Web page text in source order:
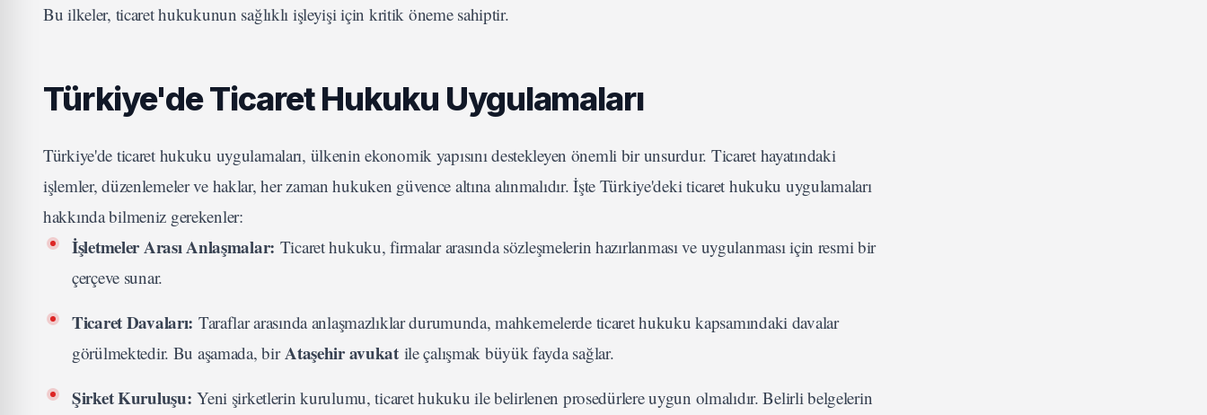
Bu ilkeler, ticaret hukukunun sağlıklı işleyişi için kritik öneme sahiptir.
Türkiye'de Ticaret Hukuku Uygulamaları
Türkiye'de ticaret hukuku uygulamaları, ülkenin ekonomik yapısını destekleyen önemli bir unsurdur. Ticaret hayatındaki
işlemler, düzenlemeler ve haklar, her zaman hukuken güvence altına alınmalıdır. İşte Türkiye'deki ticaret hukuku uygulamaları
hakkında bilmeniz gerekenler:
İşletmeler Arası Anlaşmalar: Ticaret hukuku, firmalar arasında sözleşmelerin hazırlanması ve uygulanması için resmi bir
çerçeve sunar.
Ticaret Davaları: Taraflar arasında anlaşmazlıklar durumunda, mahkemelerde ticaret hukuku kapsamındaki davalar
görülmektedir. Bu aşamada, birAtaşehir avukatile çalışmak büyük fayda sağlar.
Şirket Kuruluşu: Yeni şirketlerin kurulumu, ticaret hukuku ile belirlenen prosedürlere uygun olmalıdır. Belirli belgelerin